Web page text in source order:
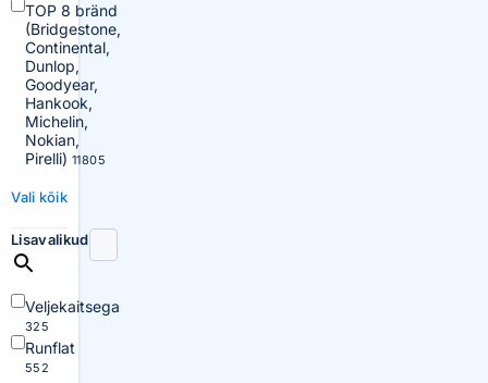
TOP 8 bränd
(Bridgestone,
Continental,
Dunlop,
Goodyear,
Hankook,
Michelin,
Nokian,
Pirelli) 11805
Vali kõik
Lisavalikud
Veljekaitsega
325
Runflat
552